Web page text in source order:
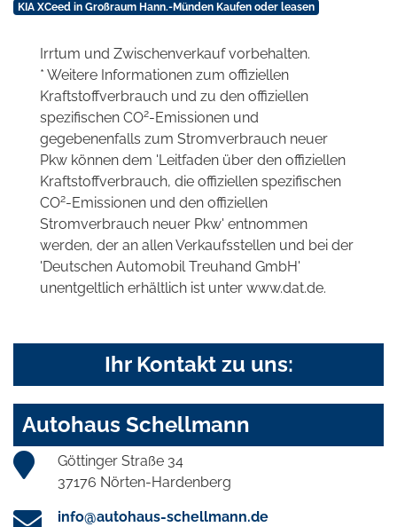
KIA XCeed in Großraum Hann.-Münden Kaufen oder leasen
Irrtum und Zwischenverkauf vorbehalten.
* Weitere Informationen zum offiziellen
Kraftstoffverbrauch und zu den offiziellen
spezifischen CO2-Emissionen und
gegebenenfalls zum Stromverbrauch neuer
Pkw können dem 'Leitfaden über den offiziellen
Kraftstoffverbrauch, die offiziellen spezifischen
CO2-Emissionen und den offiziellen
Stromverbrauch neuer Pkw' entnommen
werden, der an allen Verkaufsstellen und bei der
'Deutschen Automobil Treuhand GmbH'
unentgeltlich erhältlich ist unter www.dat.de.
Ihr Kontakt zu uns:
Autohaus Schellmann
Göttinger Straße 34
37176 Nörten-Hardenberg
info@autohaus-schellmann.de